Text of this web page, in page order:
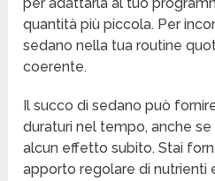
quantità più piccola. Per
sedano nella tua routine
coerente.
Il succo di sedano può
duraturi nel tempo, anche
alcun effetto subito. Stai
apporto regolare di nutrienti